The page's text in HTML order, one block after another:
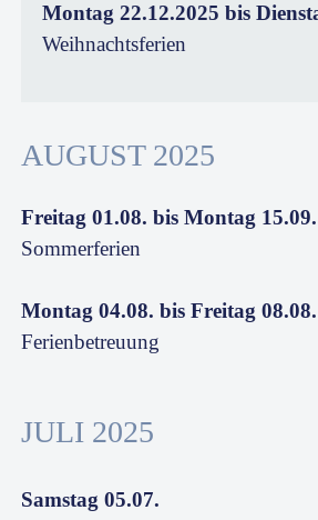
Montag 22.12.2025 bis
Weihnachtsferien
AUGUST 2025
Freitag 01.08. bis Montag 15.09.
Sommerferien
Montag 04.08. bis Freitag 08.08.
Ferienbetreuung
JULI 2025
Samstag 05.07.